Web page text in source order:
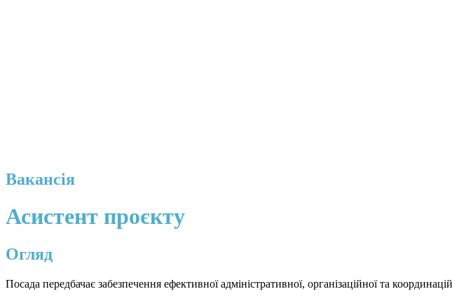
Вакансія
Асистент проєкту
Огляд
Посада передбачає забезпечення ефективної адміністративної, організаційної та